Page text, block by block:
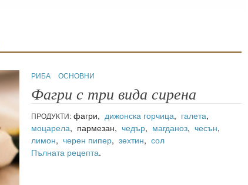
РИБА ОСНОВНИ
Фагри с три вида сирена
ПРОДУКТИ: фагри,дижонска горчица, галета,
моцарела, пармезан,чедър, магданоз,чесън,
лимон,черен пипер,зехтин,сол
Пълната рецепта.